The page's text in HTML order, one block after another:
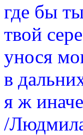
где бы
твой
унося
в
я ж
/